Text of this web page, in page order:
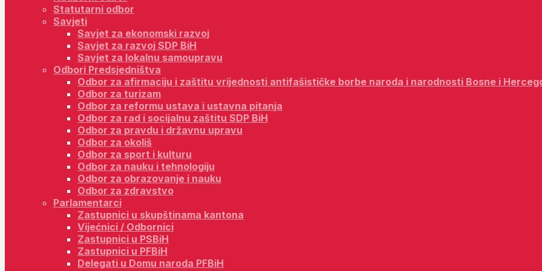
Statutarni odbor
Savjeti
Savjet za ekonomski razvoj
Savjet za razvoj SDP BiH
Savjet za lokalnu samoupravu
Odbori Predsjedništva
Odbor za afirmaciju i zaštitu vrijednosti antifašističke borbe naroda i narodnosti Bosne i
Odbor za turizam
Odbor za reformu ustava i ustavna pitanja
Odbor za rad i socijalnu zaštitu SDP BiH
Odbor za pravdu i državnu upravu
Odbor za okoliš
Odbor za sport i kulturu
Odbor za nauku i tehnologiju
Odbor za obrazovanje i nauku
Odbor za zdravstvo
Parlamentarci
Zastupnici u skupštinama kantona
Vijećnici / Odbornici
Zastupnici u PSBiH
Zastupnici u PFBiH
Delegati u Domu naroda PFBiH